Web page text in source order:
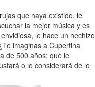
que haya existido, le
la mejor música y es
le hace un hechizo
imaginas a Cupertina
de 500 años; qué le
o lo considerará de lo